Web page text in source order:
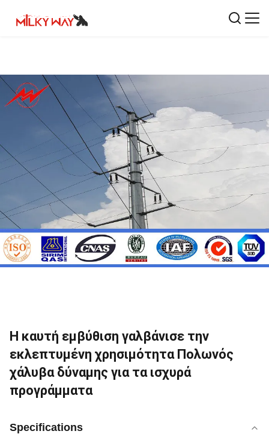
Η καυτή εμβύθιση γαλβάνισε την
εκλεπτυμένη χρησιμότητα Πολωνός
χάλυβα δύναμης για τα ισχυρά
προγράμματα
Specifications